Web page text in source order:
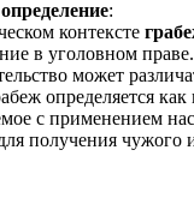
:
контексте
в уголовном
может
определяется
с применением
получения чужого